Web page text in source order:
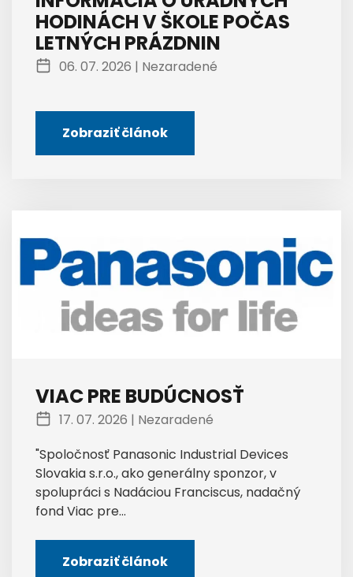
HODINÁCH V ŠKOLE POČAS
LETNÝCH PRÁZDNIN
06. 07. 2026 | Nezaradené
Zobraziť článok
VIAC PRE BUDÚCNOSŤ
17. 07. 2026 | Nezaradené
"Spoločnosť Panasonic Industrial Devices
Slovakia s.r.o., ako generálny sponzor, v
spolupráci s Nadáciou Franciscus, nadačný
fond Viac pre...
Zobraziť článok